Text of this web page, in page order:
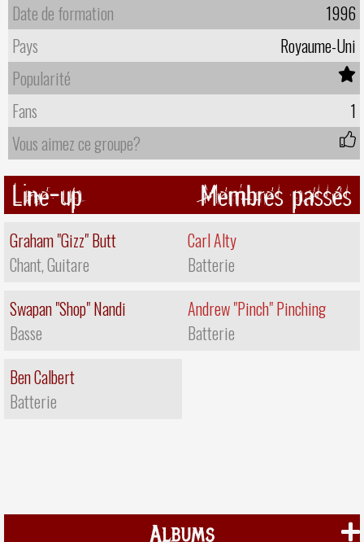
Date de formation
1996
Pays
Royaume-Uni
Popularité
Fans
1
Vous aimez ce groupe?
Line-up
Graham "Gizz" Butt
Chant, Guitare
Swapan "Shop" Nandi
Basse
Ben Calbert
Batterie
Membres passés
Carl Alty
Batterie
Andrew "Pinch" Pinching
Batterie
Albums